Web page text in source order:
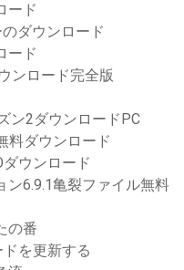
ード
ダウンロード
ード
ンロード完全版
ン2ダウンロードPC
料ダウンロード
ウンロード
ン6.9.1亀裂ファイル無料
の番
を更新する